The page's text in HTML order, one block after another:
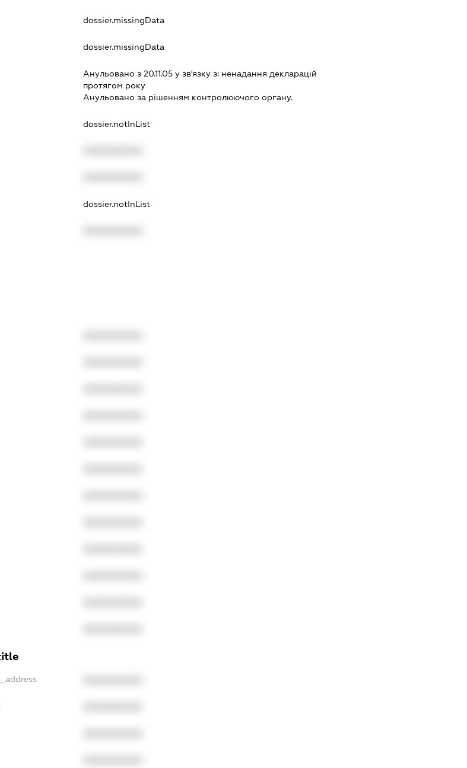
dossier.missingData
dossier.missingData
Анульовано з 20.11.05 у зв'язку з: ненадання декларацiй
протягом року
Анульовано за рiшенням контролюючого органу.
dossier.notInList
dossier.notInList